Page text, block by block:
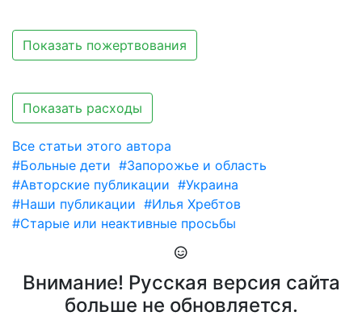
Показать пожертвования
Показать расходы
Все статьи этого автора
#Больные дети #Запорожье и область
#Авторские публикации #Украина
#Наши публикации #Илья Хребтов
#Старые или неактивные просьбы
Внимание! Русская версия сайта
больше не обновляется.